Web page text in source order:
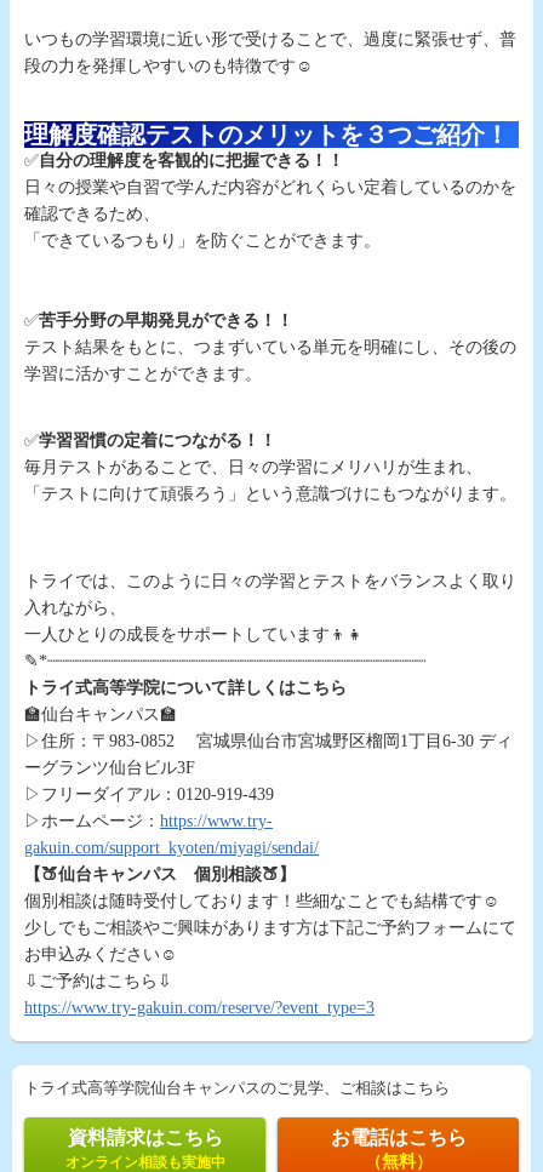
いつもの学習環境に近い形で受けることで、過度に緊張せず、普
段の力を発揮しやすいのも特徴です☺
理解度確認テストのメリットを３つご紹介！
✅自分の理解度を客観的に把握できる！！
日々の授業や自習で学んだ内容がどれくらい定着しているのかを
確認できるため、
「できているつもり」を防ぐことができます。
✅苦手分野の早期発見ができる！！
テスト結果をもとに、つまずいている単元を明確にし、その後の
学習に活かすことができます。
✅学習習慣の定着につながる！！
毎月テストがあることで、日々の学習にメリハリが生まれ、
「テストに向けて頑張ろう」という意識づけにもつながります。
トライでは、このように日々の学習とテストをバランスよく取り
入れながら、
一人ひとりの成長をサポートしています👦👧
✎*┈┈┈┈┈┈┈┈┈┈┈┈┈┈┈┈┈┈┈┈┈┈┈┈┈┈┈┈┈┈┈┈┈┈┈┈┈┈┈
トライ式高等学院について詳しくはこちら
🏫仙台キャンパス🏫
▷住所：〒983-0852 宮城県仙台市宮城野区榴岡1丁目6-30 ディ
ーグランツ仙台ビル3F
▷フリーダイアル：0120-919-439
▷ホームページ： https://www.try-
gakuin.com/support_kyoten/miyagi/sendai/
【🍑仙台キャンパス 個別相談🍑】
個別相談は随時受付しております！些細なことでも結構です☺
少しでもご相談やご興味があります方は下記ご予約フォームにて
お申込みください☺
⇩ご予約はこちら⇩
https://www.try-gakuin.com/reserve/?event_type=3
トライ式高等学院仙台キャンパスのご見学、ご相談はこちら
資料請求はこちら
オンライン相談も実施中
お電話はこちら
（無料）